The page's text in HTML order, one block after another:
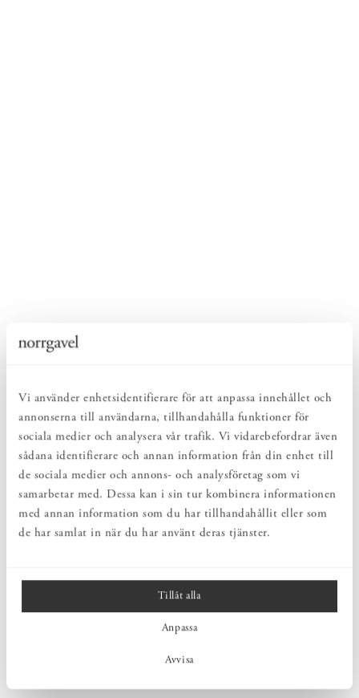
Vi använder enhetsidentifierare för att anpassa innehållet och
annonserna till användarna, tillhandahålla funktioner för
sociala medier och analysera vår trafik. Vi vidarebefordrar även
sådana identifierare och annan information från din enhet till
de sociala medier och annons- och analysföretag som vi
samarbetar med. Dessa kan i sin tur kombinera informationen
med annan information som du har tillhandahållit eller som
de har samlat in när du har använt deras tjänster.
Tillåt alla
Anpassa
Avvisa